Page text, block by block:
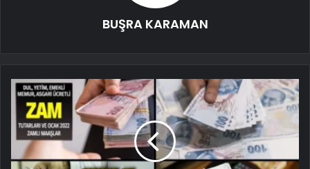
BUŞRA KARAMAN